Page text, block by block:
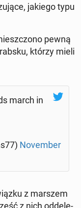
jakiego typu
pewną
którzy mieli
march in
No­vem­ber
z marszem
z nich od­de­le­